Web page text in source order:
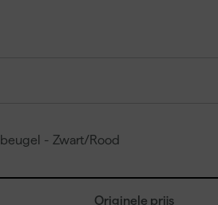
- Zwart/Rood
Originele prijs